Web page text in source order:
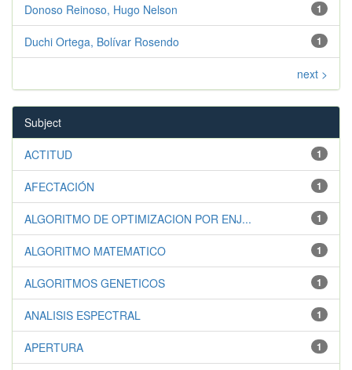
1
Donoso Reinoso, Hugo Nelson
1
Duchi Ortega, Bolívar Rosendo
next >
Subject
1
ACTITUD
1
AFECTACIÓN
1
ALGORITMO DE OPTIMIZACION POR ENJ...
1
ALGORITMO MATEMATICO
1
ALGORITMOS GENETICOS
1
ANALISIS ESPECTRAL
1
APERTURA